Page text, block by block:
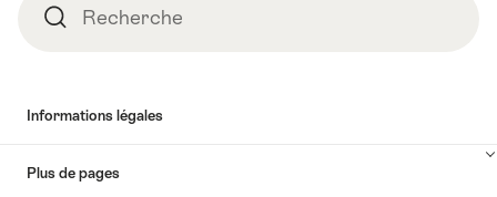
RechercheRecherche
Informations légales
Plus de pages